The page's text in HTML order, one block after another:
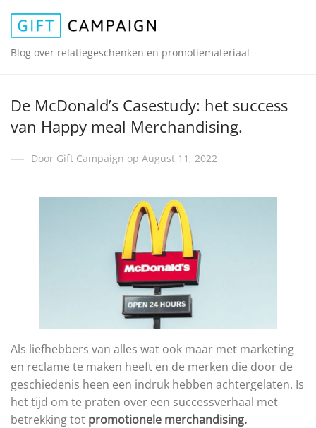
Blog over relatiegeschenken en promotiemateriaal
De McDonald’s Casestudy: het success
van Happy meal Merchandising.
Door Gift Campaign op August 11, 2022
Als liefhebbers van alles wat ook maar met marketing
en reclame te maken heeft en de merken die door de
geschiedenis heen een indruk hebben achtergelaten. Is
het tijd om te praten over een successverhaal met
betrekking tot promotionele merchandising.